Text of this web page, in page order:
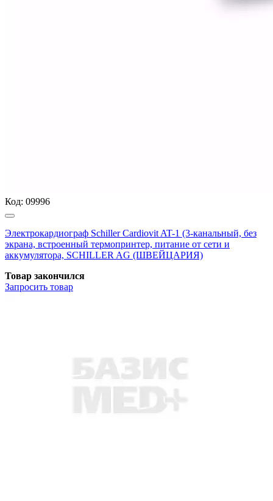
Код: 09996
Электрокардиограф Schiller Cardiovit AT-1 (3-канальный, без
экрана, встроенный термопринтер, питание от сети и
аккумулятора, SCHILLER AG (ШВЕЙЦАРИЯ)
Товар закончился
Запросить товар